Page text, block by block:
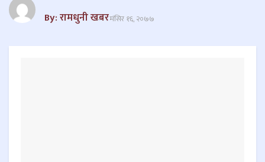
By: रामधुनी खबरमंसिर १६, २०७७